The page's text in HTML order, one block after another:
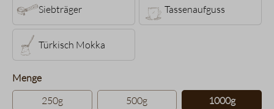
Siebträger Tassenaufguss
Türkisch Mokka
Mengeauswählen
250g
500g 1000g